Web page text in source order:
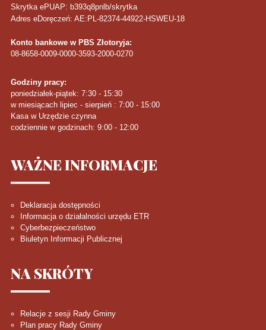
Skrytka ePUAP: b393q8pnlb/skrytka
Adres eDoręczeń: AE:PL-82374-44922-HSWEU-18
Konto bankowe w PBS Złotoryja:
08-8658-0009-0000-3593-2000-0270
Godziny pracy:
poniedziałek-piątek: 7:30 - 15:30
w miesiącach lipiec - sierpień : 7:00 - 15:00
Kasa w Urzędzie czynna
codziennie w godzinach: 9:00 - 12:00
WAŻNEINFORMACJE
Deklaracja dostępności
Informacja o działalności urzędu ETR
Cyberbezpieczeństwo
Biuletyn Informacji Publicznej
NA SKRÓTY
Relacje z sesji Rady Gminy
Plan pracy Rady Gminy